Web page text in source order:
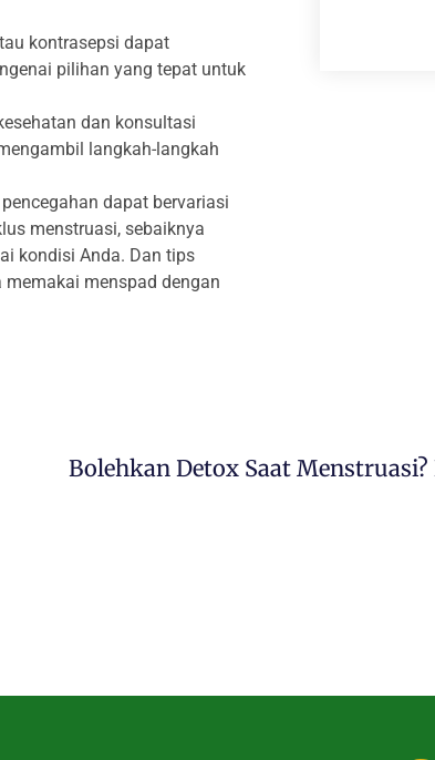
kontrasepsi dapat
pilihan yang tepat untuk
dan konsultasi
langkah-langkah
dapat bervariasi
menstruasi, sebaiknya
kondisi Anda. Dan tips
menspad dengan
Bolehkan Detox Saat Menstruasi?